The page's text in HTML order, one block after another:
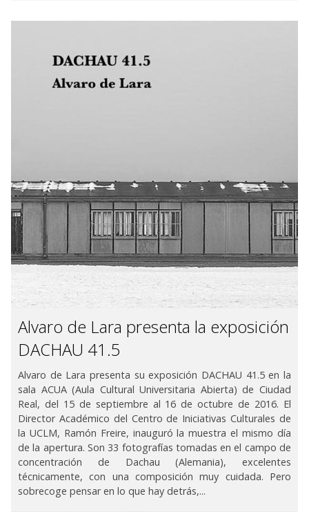
Alvaro de Lara presenta la exposición
DACHAU 41.5
Alvaro de Lara presenta su exposición DACHAU 41.5 en la
sala ACUA (Aula Cultural Universitaria Abierta) de Ciudad
Real, del 15 de septiembre al 16 de octubre de 2016. El
Director Académico del Centro de Iniciativas Culturales de
la UCLM, Ramón Freire, inauguró la muestra el mismo día
de la apertura. Son 33 fotografías tomadas en el campo de
concentración de Dachau (Alemania), excelentes
técnicamente, con una composición muy cuidada. Pero
sobrecoge pensar en lo que hay detrás,...